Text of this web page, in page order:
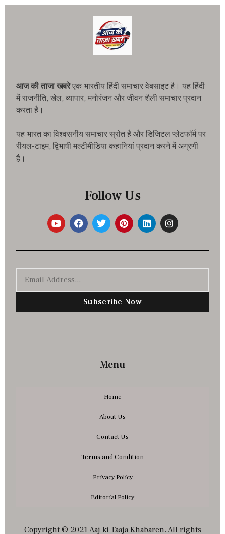
आज की ताजा खबरेएक भारतीय हिंदी समाचार वेबसाइट है। यह हिंदी
में राजनीति, खेल, व्यापार, मनोरंजन और जीवन शैली समाचार प्रदान
करता है।
यह भारत का विश्वसनीय समाचार स्रोत है और डिजिटल प्लेटफॉर्म पर
रीयल-टाइम, द्विभाषी मल्टीमीडिया कहानियां प्रदान करने में अग्रणी
है।
Follow Us
Subscribe Now
Menu
Home
About Us
Contact Us
Terms and Condition
Privacy Policy
Editorial Policy
Copyright © 2021 Aaj ki Taaja Khabaren. All rights